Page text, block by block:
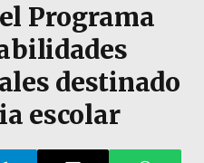
Programa
destinado
escolar